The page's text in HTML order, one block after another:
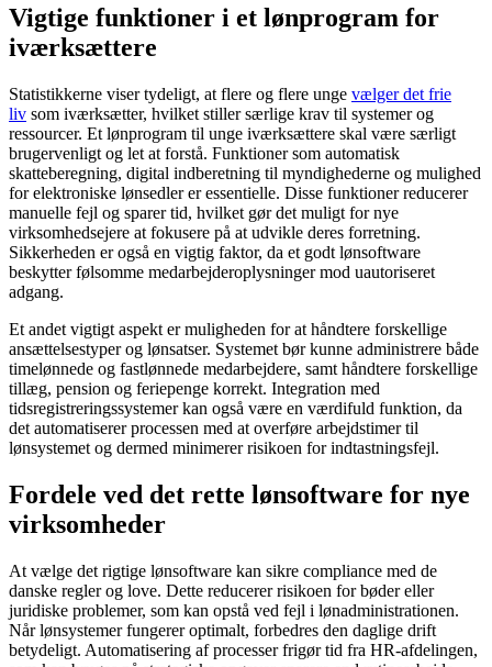
Vigtige funktioner i et lønprogram for
iværksættere
Statistikkerne viser tydeligt, at flere og flere unge vælger det frie
liv som iværksætter, hvilket stiller særlige krav til systemer og
ressourcer. Et lønprogram til unge iværksættere skal være særligt
brugervenligt og let at forstå. Funktioner som automatisk
skatteberegning, digital indberetning til myndighederne og mulighed
for elektroniske lønsedler er essentielle. Disse funktioner reducerer
manuelle fejl og sparer tid, hvilket gør det muligt for nye
virksomhedsejere at fokusere på at udvikle deres forretning.
Sikkerheden er også en vigtig faktor, da et godt lønsoftware
beskytter følsomme medarbejderoplysninger mod uautoriseret
adgang.
Et andet vigtigt aspekt er muligheden for at håndtere forskellige
ansættelsestyper og lønsatser. Systemet bør kunne administrere både
timelønnede og fastlønnede medarbejdere, samt håndtere forskellige
tillæg, pension og feriepenge korrekt. Integration med
tidsregistreringssystemer kan også være en værdifuld funktion, da
det automatiserer processen med at overføre arbejdstimer til
lønsystemet og dermed minimerer risikoen for indtastningsfejl.
Fordele ved det rette lønsoftware for nye
virksomheder
At vælge det rigtige lønsoftware kan sikre compliance med de
danske regler og love. Dette reducerer risikoen for bøder eller
juridiske problemer, som kan opstå ved fejl i lønadministrationen.
Når lønsystemer fungerer optimalt, forbedres den daglige drift
betydeligt. Automatisering af processer frigør tid fra HR-afdelingen,